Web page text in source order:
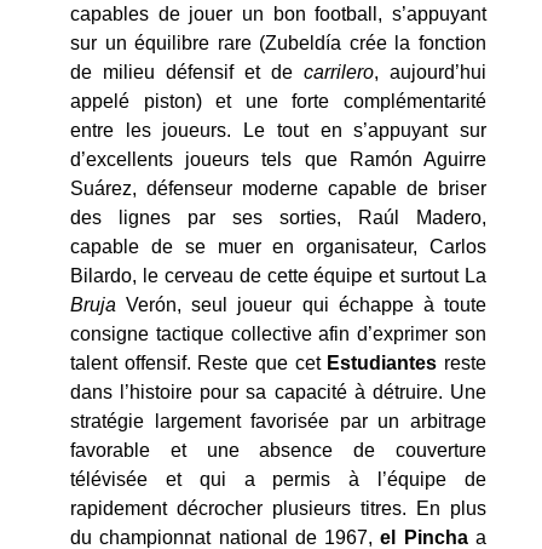
capables de jouer un bon football, s’appuyant
sur un équilibre rare (Zubeldía crée la fonction
de milieu défensif et de carrilero, aujourd’hui
appelé piston) et une forte complémentarité
entre les joueurs. Le tout en s’appuyant sur
d’excellents joueurs tels que Ra­món Agui­rre
Suá­rez, défenseur moderne capable de briser
des lignes par ses sorties, Raúl Ma­de­ro,
capable de se muer en organisateur, Carlos
Bilardo, le cerveau de cette équipe et surtout La
Bru­ja Ve­rón, seul joueur qui échappe à toute
consigne tactique collective afin d’exprimer son
talent offensif. Reste que cet Estudiantes reste
dans l’histoire pour sa capacité à détruire. Une
stratégie largement favorisée par un arbitrage
favorable et une absence de couverture
télévisée et qui a permis à l’équipe de
rapidement décrocher plusieurs titres. En plus
du championnat national de 1967,el Pinchaa